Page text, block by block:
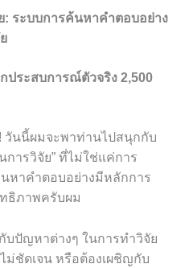
ระบบการค้นหาคำตอบอย่าง
ประสบการณ์ตัวจริง 2,500
นนี้ผมจะพาท่านไปสนุกกับ
การวิจัย” ที่ไม่ใช่แค่การ
หาคำตอบอย่างมีหลักการ
ธิภาพครับผม
บปัญหาต่างๆ ในการทำวิจัย
ม่ชัดเจน หรือต้องเผชิญกับ